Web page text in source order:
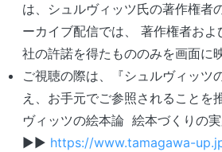
は、シュルヴィッツ氏の著作権者
ーカイブ配信では、 著作権者お
社の許諾を得たもののみを画面に
ご視聴の際は、『シュルヴィッツ
え、お手元でご参照されることを
ヴィッツの絵本論 絵本づくりの
▶▶ https://www.tamagawa-